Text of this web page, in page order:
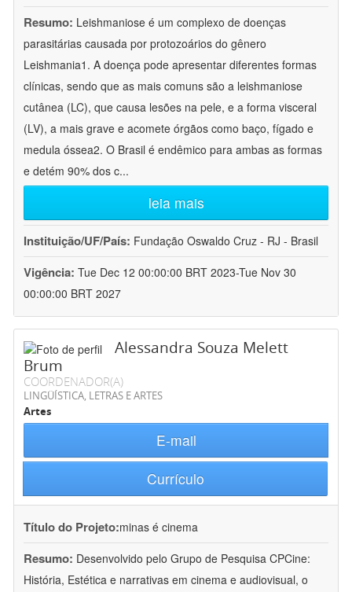
Resumo: Leishmaniose é um complexo de doenças
parasitárias causada por protozoários do gênero
Leishmania1. A doença pode apresentar diferentes formas
clínicas, sendo que as mais comuns são a leishmaniose
cutânea (LC), que causa lesões na pele, e a forma visceral
(LV), a mais grave e acomete órgãos como baço, fígado e
medula óssea2. O Brasil é endêmico para ambas as formas
e detém 90% dos c...
leia mais
Instituição/UF/País: Fundação Oswaldo Cruz - RJ - Brasil
Vigência: Tue Dec 12 00:00:00 BRT 2023-Tue Nov 30
00:00:00 BRT 2027
Alessandra Souza Melett
Brum
COORDENADOR(A)
LINGÜÍSTICA, LETRAS E ARTES
Artes
E-mail
Currículo
Título do Projeto:minas é cinema
Resumo: Desenvolvido pelo Grupo de Pesquisa CPCine:
História, Estética e narrativas em cinema e audiovisual, o